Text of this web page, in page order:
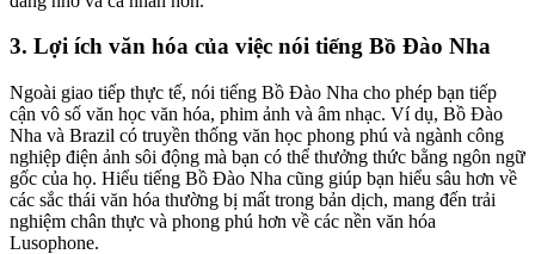
3. Lợi ích văn hóa của việc nói tiếng Bồ Đào Nha
Ngoài giao tiếp thực tế, nói tiếng Bồ Đào Nha cho phép bạn tiếp
cận vô số văn học văn hóa, phim ảnh và âm nhạc. Ví dụ, Bồ Đào
Nha và Brazil có truyền thống văn học phong phú và ngành công
nghiệp điện ảnh sôi động mà bạn có thể thưởng thức bằng ngôn ngữ
gốc của họ. Hiểu tiếng Bồ Đào Nha cũng giúp bạn hiểu sâu hơn về
các sắc thái văn hóa thường bị mất trong bản dịch, mang đến trải
nghiệm chân thực và phong phú hơn về các nền văn hóa
Lusophone.